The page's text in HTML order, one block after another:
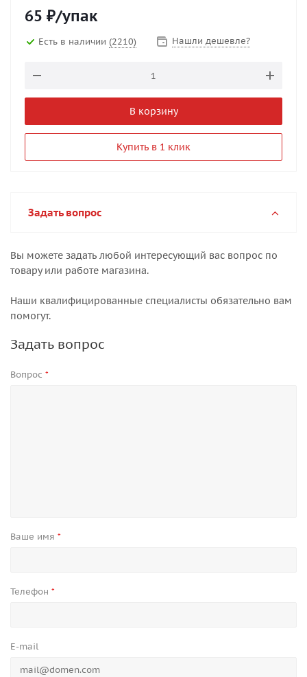
65 ₽/упак
Есть в наличии (2210) Нашли дешевле?
В корзину
Купить в 1 клик
Задать вопрос
Вы можете задать любой интересующий вас вопрос по
товару или работе магазина.
Наши квалифицированные специалисты обязательно вам
помогут.
Задать вопрос
Вопрос *
Ваше имя *
Телефон *
E-mail